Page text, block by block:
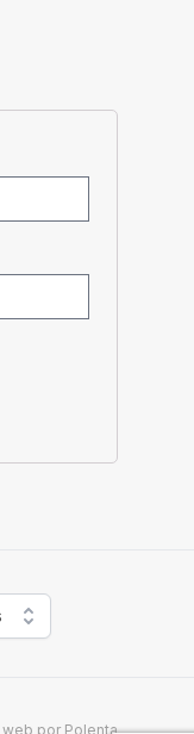
web por Polenta